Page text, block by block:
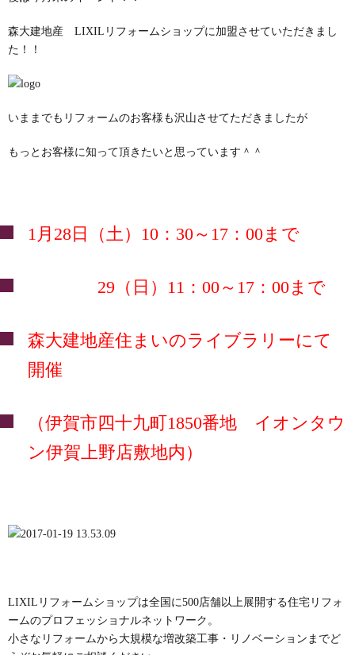
森大建地産 LIXILリフォームショップに加盟させていただきまし
た！！
いままでもリフォームのお客様も沢山させてただきましたが
もっとお客様に知って頂きたいと思っています＾＾
1月28日（土）10：30～17：00まで
29（日）11：00～17：00まで
森大建地産住まいのライブラリーにて
開催
（伊賀市四十九町1850番地 イオンタウ
ン伊賀上野店敷地内）
LIXILリフォームショップは全国に500店舗以上展開する住宅リフォ
ームのプロフェッショナルネットワーク。
小さなリフォームから大規模な増改築工事・リノベーションまでど